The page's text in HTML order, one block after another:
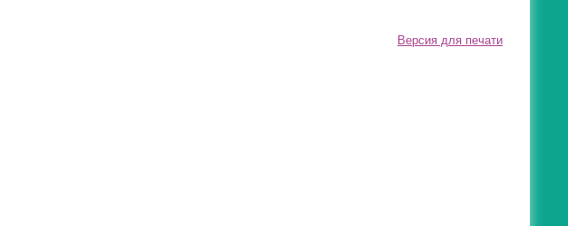
Версия для печати